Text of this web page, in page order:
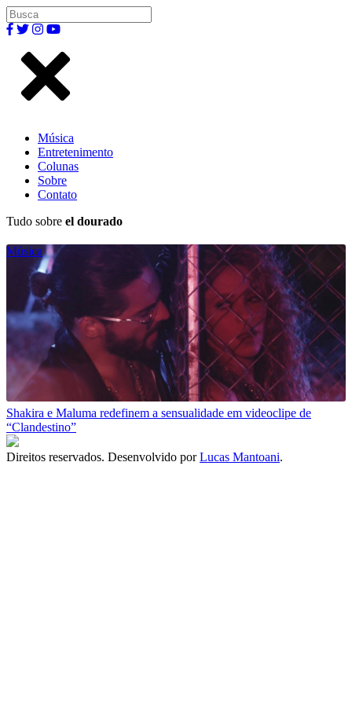
Música
Entretenimento
Colunas
Sobre
Contato
Tudo sobre el dourado
Música
Shakira e Maluma redefinem a sensualidade em videoclipe de
“Clandestino”
Direitos reservados. Desenvolvido porLucas Mantoani.